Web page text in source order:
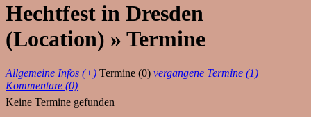
Hechtfest in Dresden
(Location) » Termine
Allgemeine Infos (+) Termine (0) vergangene Termine (1)
Kommentare (0)
Keine Termine gefunden